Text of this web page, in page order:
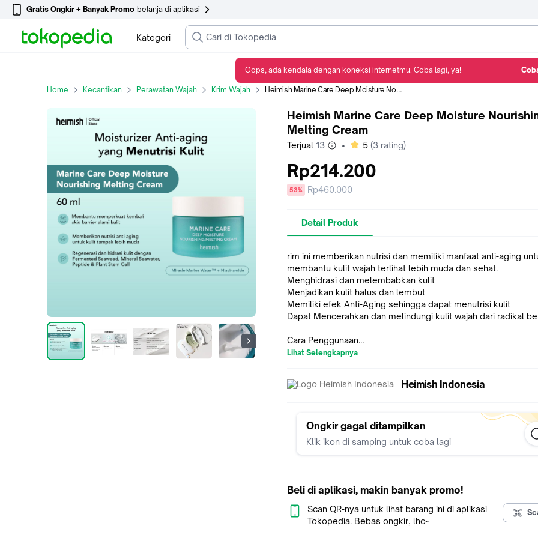
Gratis Ongkir + Banyak Promo belanja di aplikasi
Kategori
Home Kecantikan Perawatan Wajah Krim Wajah Heimish Marine Care Deep Moisture Nourishing Melting Cream
Heimish Marine Care Deep Moisture
Melting Cream
Terjual 13 • bintang
5 (3 rating)
Rp214.200
diskon
53%
Harga
Rp460.000
Detail Produk
rim ini memberikan nutrisi dan memiliki manfaat anti-aging untuk
membantu kulit wajah terlihat lebih muda dan sehat.
Menghidrasi dan melembabkan kulit
Menjadikan kulit halus dan lembut
Memiliki efek Anti-Aging sehingga dapat menutrisi kulit
Dapat Mencerahkan dan melindungi kulit wajah dari radikal
Cara Penggunaan
- Ambil sedikit Marine Care Cream di ujung jari atau telapak
Skin-Loving Ingredients: Marin water, Sea grass extract
Niacinamide
BeeswaxUlva Lactuca Extract
Lihat Selengkapnya
Heimish Indonesia
Ongkir gagal ditampilkan
Klik ikon di samping untuk coba lagi
Beli di aplikasi, makin banyak promo!
Scan QR-nya untuk lihat barang ini di aplikasi
Tokopedia. Bebas ongkir, lho~
Oops, ada kendala dengan koneksi internetmu. Coba lagi, ya!